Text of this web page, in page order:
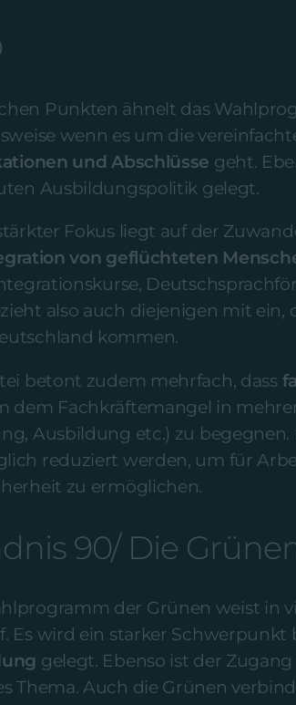
Punkten ähnelt das
wenn es um die
und Abschlüsse geht.
Ausbildungspolitik gelegt.
Fokus liegt auf der
von geflüchteten
also auch diejenigen mit
kommen.
betont zudem mehrfach, dass
dem Fachkräftemangel in
Ausbildung etc.) zu
reduziert werden, um für
zu ermöglichen.
90/ Die
der Grünen weist in
Es wird ein starker Schwerpunkt
gelegt. Ebenso ist der
Thema. Auch die Grünen